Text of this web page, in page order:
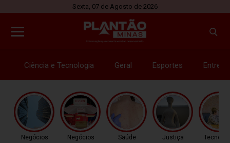
Sexta, 07 de Agosto de 2026
Ciência e Tecnologia Geral Esportes
Negócios Negócios Saúde Justiça